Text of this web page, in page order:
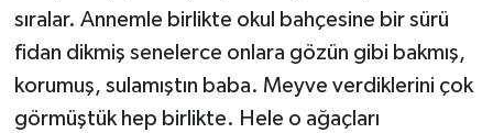
sıralar. Annemle birlikte okul bahçesine bir sürü
fidan dikmiş senelerce onlara gözün gibi bakmış,
korumuş, sulamıştın baba. Meyve verdiklerini çok
görmüştük hep birlikte. Hele o ağaçları